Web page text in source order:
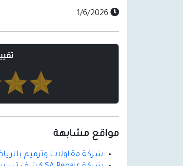
مواقع مشابهة
شركة مقاولات وترميم